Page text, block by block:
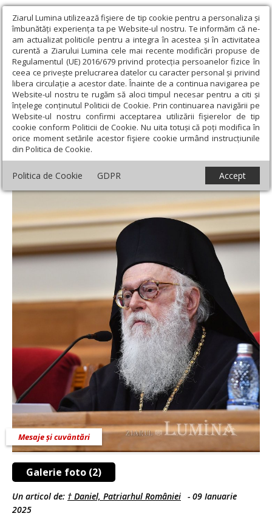
Ziarul Lumina utilizează fişiere de tip cookie pentru a personaliza și
îmbunătăți experiența ta pe Website-ul nostru. Te informăm că ne-
am actualizat politicile pentru a integra în acestea și în activitatea
curentă a Ziarului Lumina cele mai recente modificări propuse de
Regulamentul (UE) 2016/679 privind protecția persoanelor fizice în
ceea ce privește prelucrarea datelor cu caracter personal și privind
libera circulație a acestor date. Înainte de a continua navigarea pe
Website-ul nostru te rugăm să aloci timpul necesar pentru a citi și
înțelege conținutul Politicii de Cookie. Prin continuarea navigării pe
Website-ul nostru confirmi acceptarea utilizării fişierelor de tip
cookie conform Politicii de Cookie. Nu uita totuși că poți modifica în
orice moment setările acestor fişiere cookie urmând instrucțiunile
din Politica de Cookie.
Politica de Cookie GDPR Accept
Ziarul Lumina › Actualitate religioasă › Mesaje și cuvântări ›
Rugăciune pentru Arhiepiscopul Anastasie al Albaniei
Rugăciune pentru Arhiepiscopul Anastasie
al Albaniei
Galerie foto (2)
Mesaje și cuvântări
Un articol de: † Daniel, Patriarhul României - 09 Ianuarie
2025